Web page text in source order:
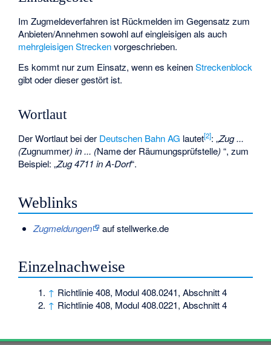
Im Zugmeldeverfahren ist Rückmelden im Gegensatz zum
Anbieten/Annehmensowohl auf eingleisigen als auch
mehrgleisigen Streckenvorgeschrieben.
Es kommt nur zum Einsatz, wenn es keinenStreckenblock
gibt oder dieser gestört ist.
Wortlaut
Der Wortlaut bei der Deutschen Bahn AG lautet[2]: „Zug ...
(Zugnummer) in ... (Name der Räumungsprüfstelle)“, zum
Beispiel: „Zug 4711 in A-Dorf“.
Weblinks
Zugmeldungen auf stellwerke.de
Einzelnachweise
↑ Richtlinie 408, Modul 408.0241, Abschnitt 4
↑ Richtlinie 408, Modul 408.0221, Abschnitt 4